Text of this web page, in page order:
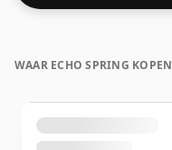
WAAR ECHO SPRING KOPEN